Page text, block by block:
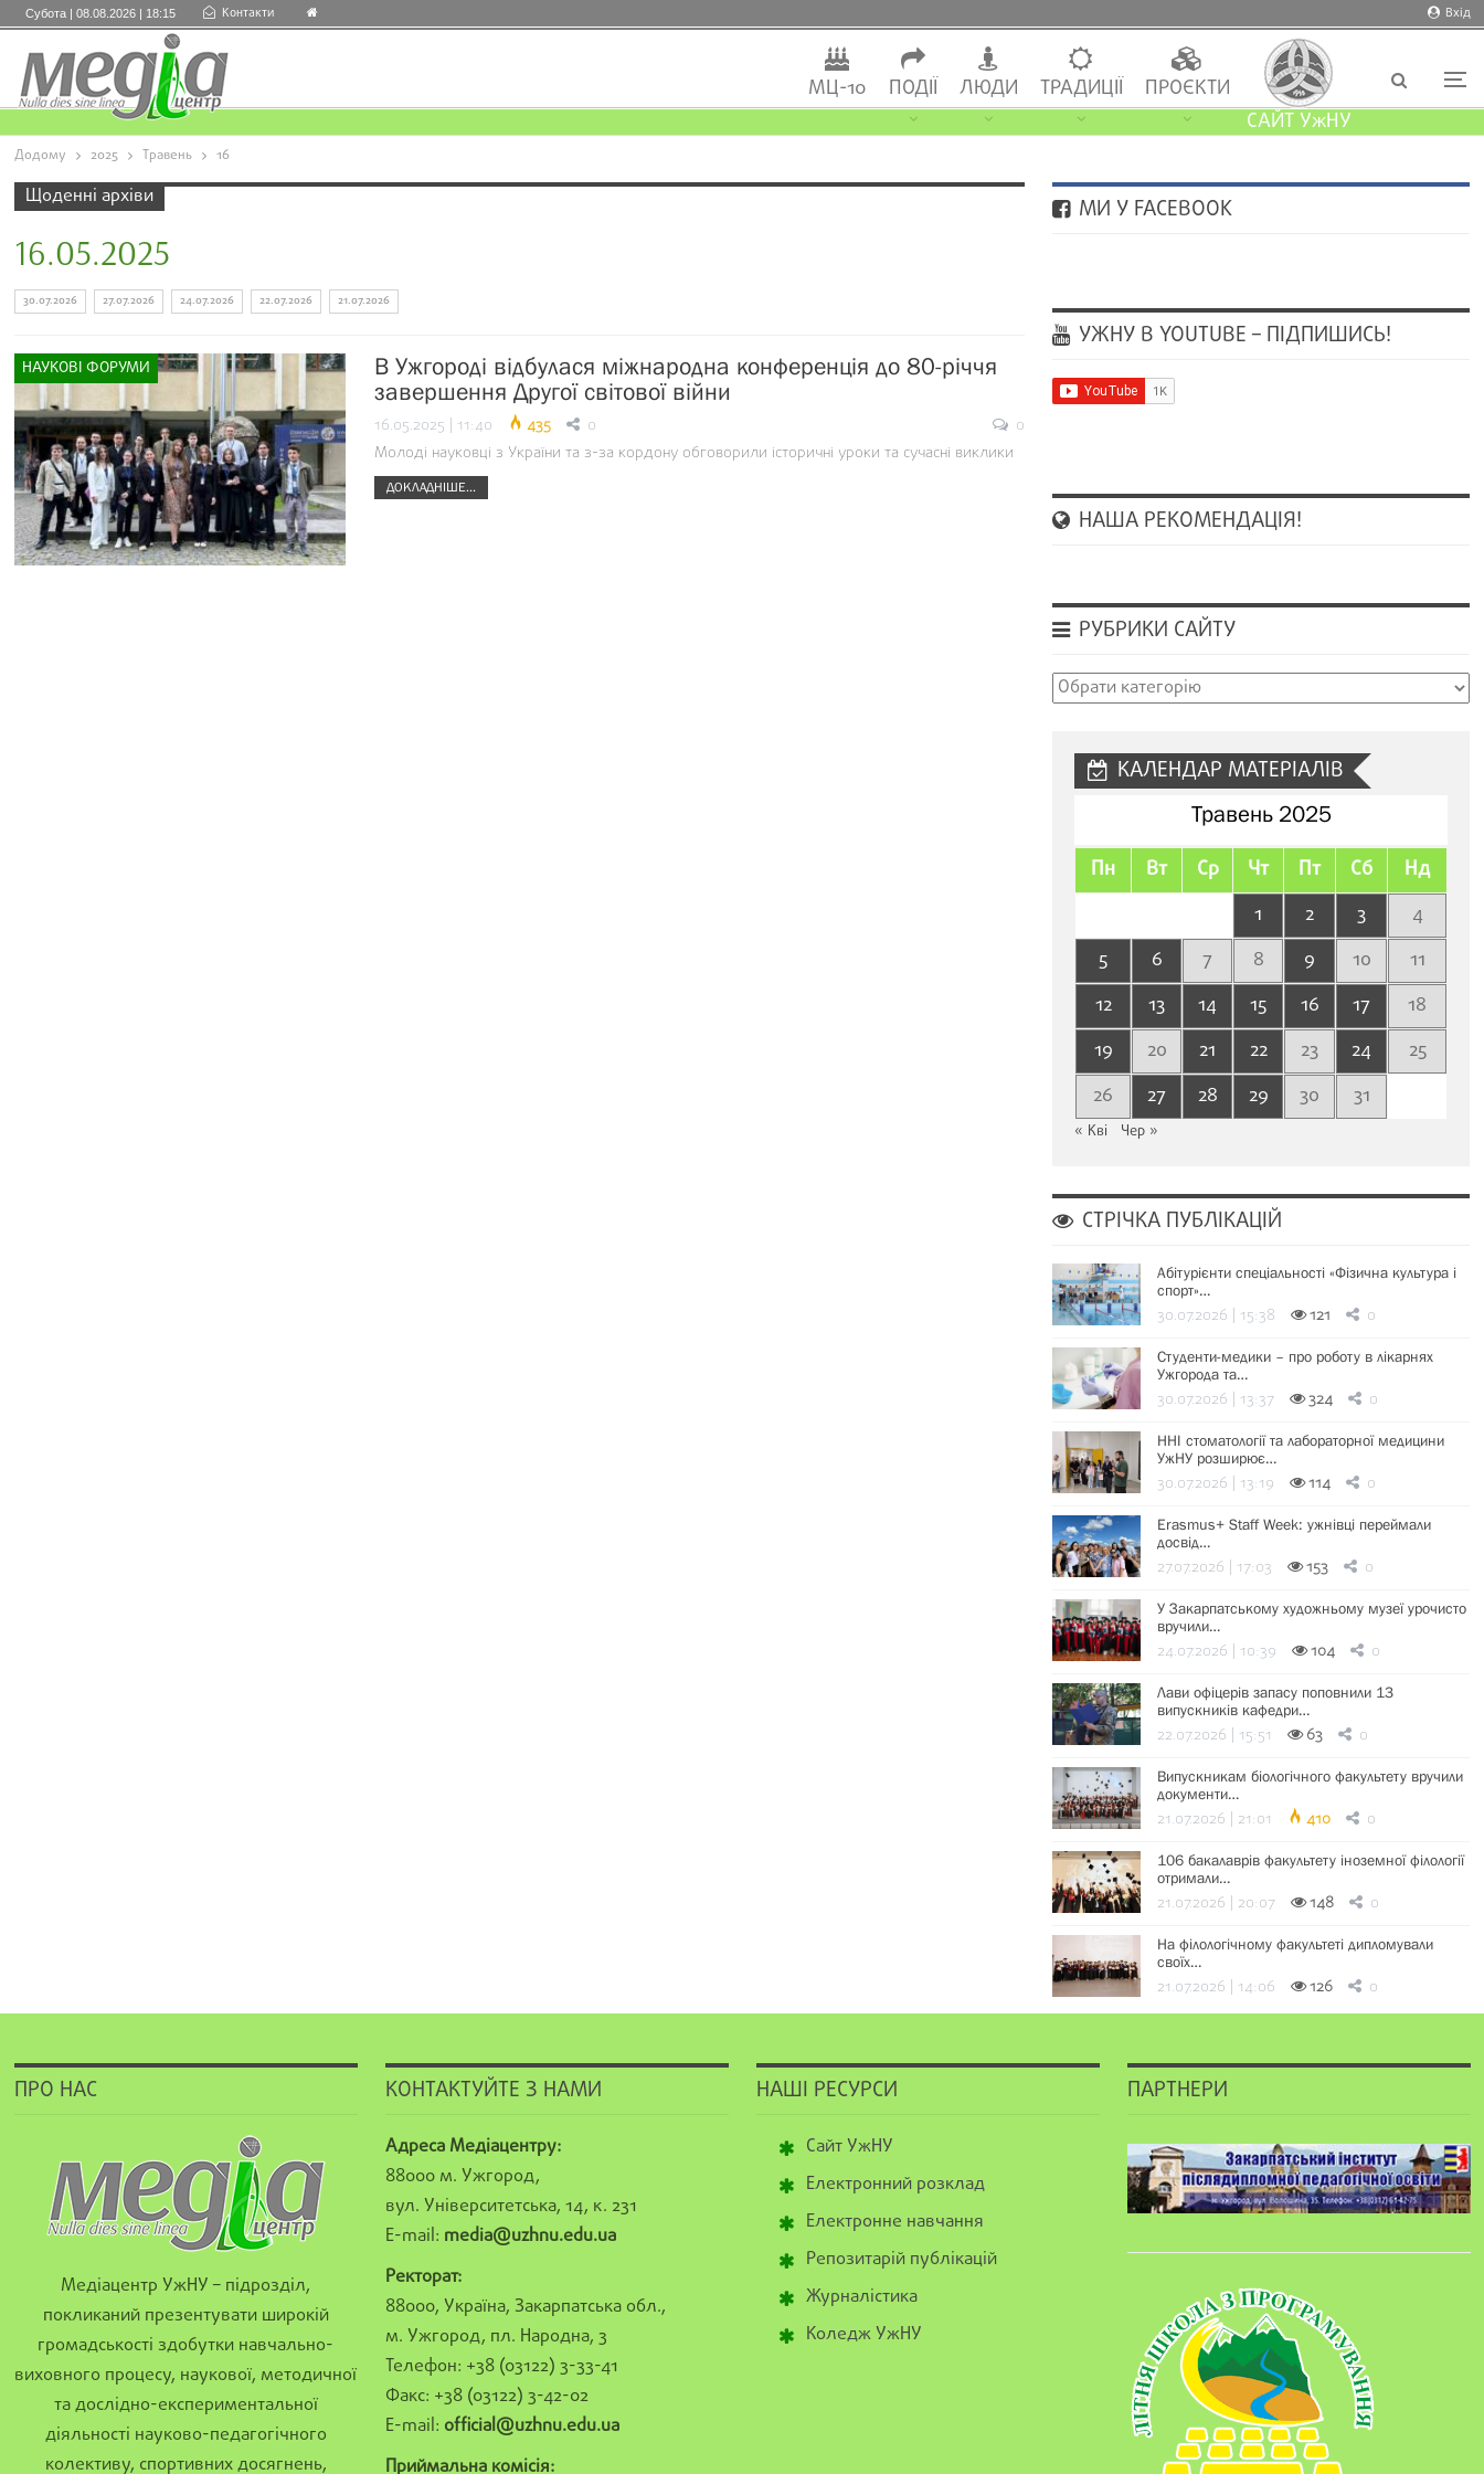
Вхід
Субота | 08.08.2026 | 18:15 Контакти
МЦ-10 ПОДІЇ ЛЮДИ ТРАДИЦІЇ
ПРОЄКТИ
САЙТ УжНУ
Додому 2025 Травень 16
Щоденні архіви
16.05.2025
30.07.2026 27.07.2026 24.07.2026 22.07.2026 21.07.2026
НАУКОВІ ФОРУМИ
В Ужгороді відбулася міжнародна конференція до 80-річчя
завершення Другої світової війни
16.05.2025 | 11:40 435 0
0
Молоді науковці з України та з-за кордону обговорили історичні уроки та сучасні виклики
ДОКЛАДНІШЕ...
МИ У FACEBOOK
УЖНУ В YOUTUBE – ПІДПИШИСЬ!
НАША РЕКОМЕНДАЦІЯ!
РУБРИКИ САЙТУ
Рубрики
КАЛЕНДАР МАТЕРІАЛІВ
Травень 2025
Пн Вт Ср Чт Пт Сб Нд
1 2 3
4
5
6 7 8 9 10
11
12
13 14 15 16 17
18
19
20 21 22 23 24
25
26
27 28 29 30 31
« Кві Чер »
СТРІЧКА ПУБЛІКАЦІЙ
Абітурієнти спеціальності «Фізична культура і
спорт»…
30.07.2026 | 15:38 121 0
Студенти-медики – про роботу в лікарнях
Ужгорода та…
30.07.2026 | 13:37 324 0
ННІ стоматології та лабораторної медицини
УжНУ розширює…
30.07.2026 | 13:19 114 0
Erasmus+ Staff Week: ужнівці переймали
досвід…
27.07.2026 | 17:03 153 0
У Закарпатському художньому музеї урочисто
вручили…
24.07.2026 | 10:39 104 0
Лави офіцерів запасу поповнили 13
випускників кафедри…
22.07.2026 | 15:51 63 0
Випускникам біологічного факультету вручили
документи…
21.07.2026 | 21:01 410 0
106 бакалаврів факультету іноземної філології
отримали…
21.07.2026 | 20:07 148 0
На філологічному факультеті дипломували
своїх…
21.07.2026 | 14:06 126 0
ПРО НАС
Медіацентр УжНУ – підрозділ,
покликаний презентувати широкій
громадськості здобутки навчально-
виховного процесу, наукової, методичної
та дослідно-експериментальної
діяльності науково-педагогічного
колективу, спортивних досягнень,
КОНТАКТУЙТЕ З НАМИ
Адреса Медіацентру:
88000 м. Ужгород,
вул. Університетська, 14, к. 231
E-mail: media@uzhnu.edu.ua
Ректорат:
88000, Україна, Закарпатська обл.,
м. Ужгород, пл. Народна, 3
Телефон: +38 (03122) 3-33-41
Факс: +38 (03122) 3-42-02
E-mail: official@uzhnu.edu.ua
Приймальна комісія:
НАШІ РЕСУРСИ
Сайт УжНУ
Електронний розклад
Електронне навчання
Репозитарій публікацій
Журналістика
Коледж УжНУ
ПАРТНЕРИ